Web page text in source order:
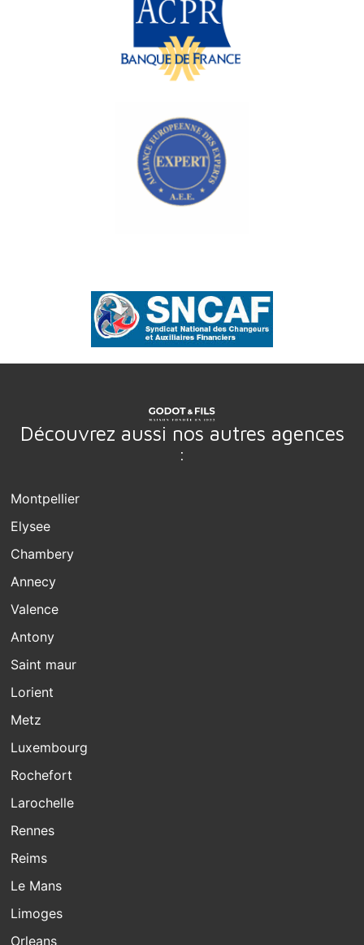
Découvrez aussi nos autres agences
:
Montpellier
Elysee
Chambery
Annecy
Valence
Antony
Saint maur
Lorient
Metz
Luxembourg
Rochefort
Larochelle
Rennes
Reims
Le Mans
Limoges
Orleans